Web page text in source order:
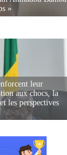
»
leur
aux chocs, la
les perspectives